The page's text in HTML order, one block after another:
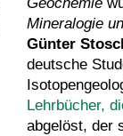
Mineralogie
Günter
deutsche
Lehrbücher,
abgelöst, der